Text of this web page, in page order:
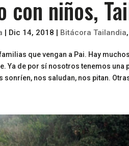
con niños,
Dic 14, 2018 Bitácora Tailandia,
que vengan a Pai. Hay
Ya de por sí nosotros tenemos
sonríen, nos saludan, nos pitan.